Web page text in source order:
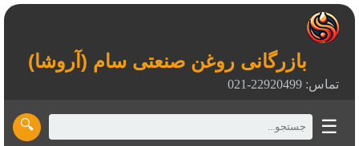
بازرگانی روغن صنعتی سام (آروشا)
تماس: 22920499-021
☰
🔍